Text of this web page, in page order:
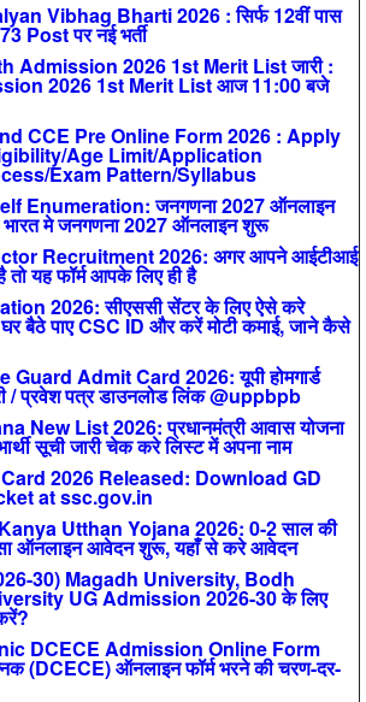
Vibhag Bharti 2026 : सिर्फ 12वीं पास
Post पर नई भर्ती
Admission 2026 1st Merit List जारी :
2026 1st Merit List आज 11:00 बजे
CCE Pre Online Form 2026 : Apply
Age Limit/Application
Exam Pattern/Syllabus
Enumeration: जनगणना 2027 ऑनलाइन
भारत मे जनगणना 2027 ऑनलाइन शुरू
Recruitment 2026: अगर आपने आईटीआई
तो यह फॉर्म आपके लिए ही है
2026: सीएससी सेंटर के लिए ऐसे करे
बैठे पाए CSC ID और करें मोटी कमाई, जाने कैसे
Admit Card 2026: यूपी होमगार्ड
/ प्रवेश पत्र डाउनलोड लिंक @uppbpb
New List 2026: प्रधानमंत्री आवास योजना
सूची जारी चेक करे लिस्ट में अपना नाम
2026 Released: Download GD
at ssc.gov.in
Utthan Yojana 2026: 0-2 साल की
ऑनलाइन आवेदन शुरू, यहाँ से करे आवेदन
30) Magadh University, Bodh
UG Admission 2026-30 के लिए
DCECE Admission Online Form
(DCECE) ऑनलाइन फॉर्म भरने की चरण-दर-